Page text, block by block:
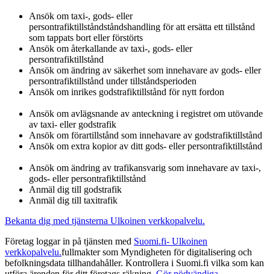
Ansök om taxi-, gods- eller
persontrafiktillståndståndshandling för att ersätta ett tillstånd
som tappats bort eller förstörts
Ansök om återkallande av taxi-, gods- eller
persontrafiktillstånd
Ansök om ändring av säkerhet som innehavare av gods- eller
persontrafiktillstånd under tillståndsperioden
Ansök om inrikes godstrafiktillstånd för nytt fordon
Ansök om avlägsnande av anteckning i registret om utövande
av taxi- eller godstrafik
Ansök om förartillstånd som innehavare av godstrafiktillstånd
Ansök om extra kopior av ditt gods- eller persontrafiktillstånd
Ansök om ändring av trafikansvarig som innehavare av taxi-,
gods- eller persontrafiktillstånd
Anmäl dig till godstrafik
Anmäl dig till taxitrafik
Bekanta dig med tjänsterna Ulkoinen verkkopalvelu.
Företag loggar in på tjänsten med Suomi.fi- Ulkoinen
verkkopalvelu.fullmakter som Myndigheten för digitalisering och
befolkningsdata tillhandahåller. Kontrollera i Suomi.fi vilka som kan